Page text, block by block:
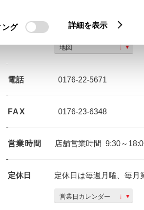
ング 詳細を表示
住所 青森県十和田市東三番町
地図
電話 0176-22-5671
FAX 0176-23-6348
営業時間 店舗営業時間 9:30～
定休日 定休日は毎週月曜、毎月
営業日カレンダー